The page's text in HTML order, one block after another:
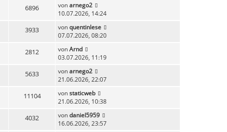
6896 vonarnego2
10.07.2026, 14:24
3933 vonquentinlese
07.07.2026, 08:20
2812 vonArnd
03.07.2026, 11:19
5633 vonarnego2
21.06.2026, 22:07
11104 vonstaticweb
21.06.2026, 10:38
4032 vondaniel5959
16.06.2026, 23:57